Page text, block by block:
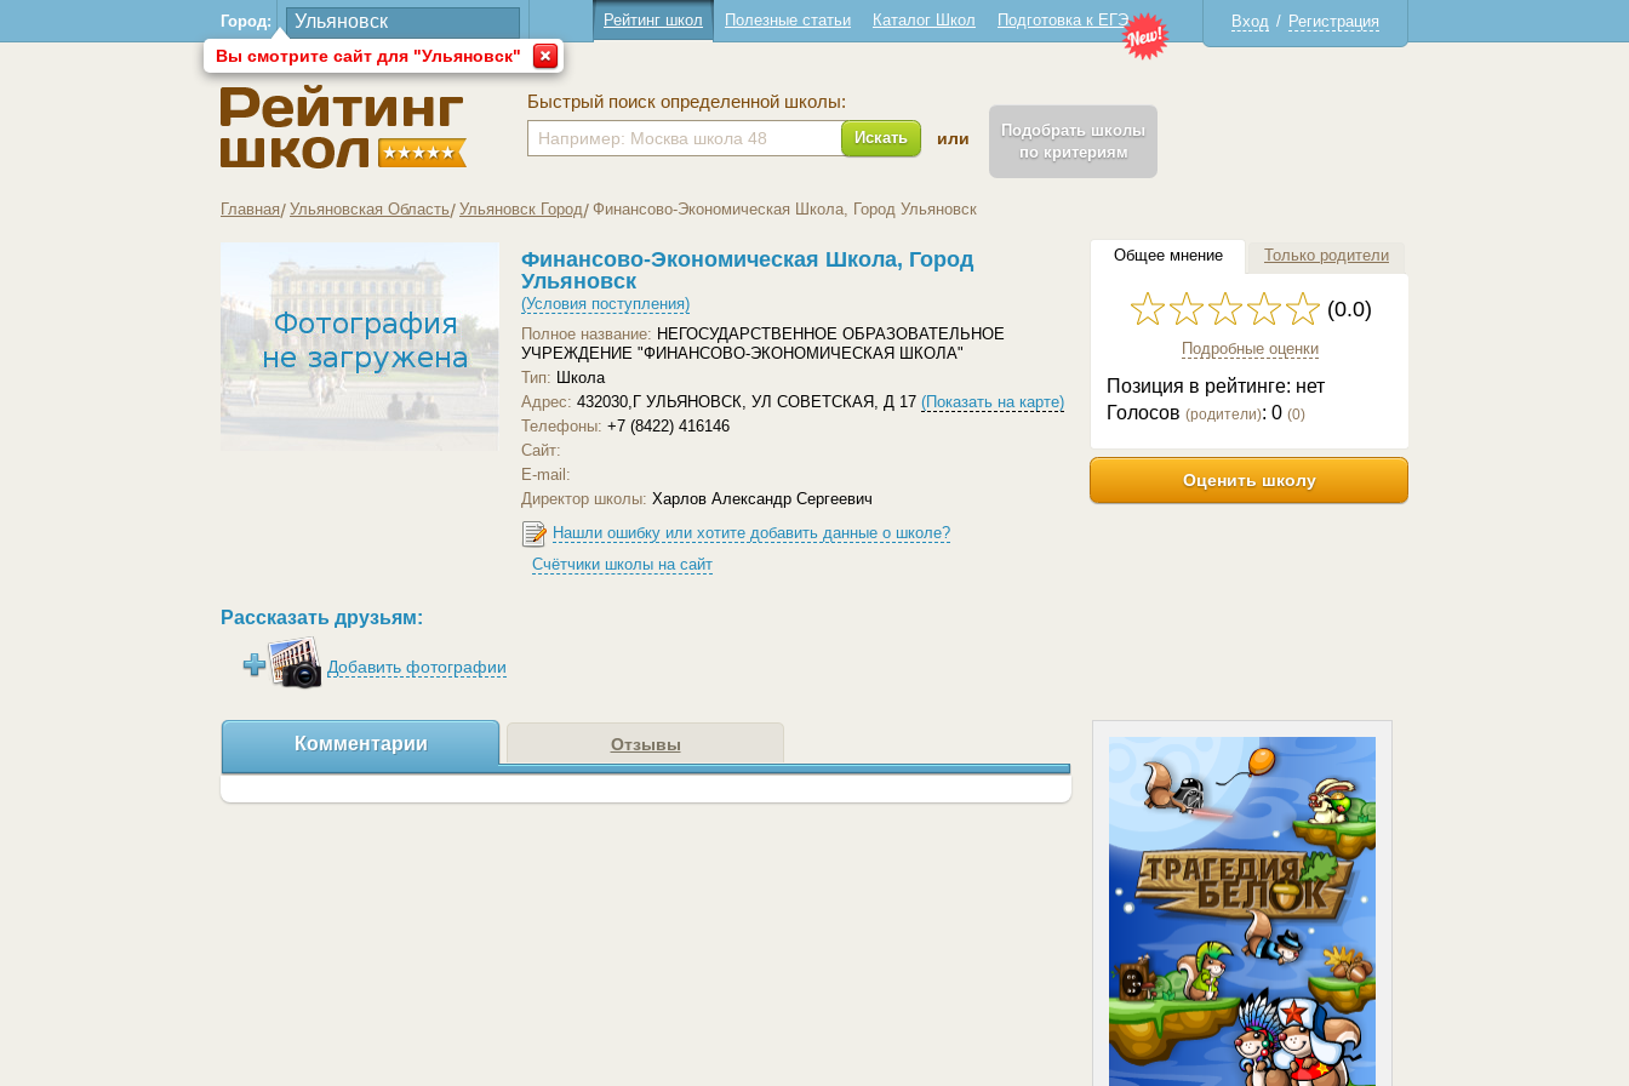
Город:
Вы смотрите сайт для "Ульяновск"
Вход / Регистрация
Рейтинг школ Полезные статьи Каталог Школ Подготовка к ЕГЭ
Быстрый поиск определенной школы:
Искать или
Подобрать школы
по критериям
Главная Ульяновская Область Ульяновск Город Финансово-Экономическая Школа, Город Ульяновск
Финансово-Экономическая Школа, Город
Ульяновск
(Условия поступления)
Полное название: НЕГОСУДАРСТВЕННОЕ ОБРАЗОВАТЕЛЬНОЕ
УЧРЕЖДЕНИЕ "ФИНАНСОВО-ЭКОНОМИЧЕСКАЯ ШКОЛА"
Тип: Школа
Адрес: 432030,Г УЛЬЯНОВСК, УЛ СОВЕТСКАЯ, Д 17 (Показать на карте)
Телефоны: +7 (8422) 416146
Сайт:
E-mail:
Директор школы: Харлов Александр Сергеевич
Нашли ошибку или хотите добавить данные о школе?
Счётчики школы на сайт
Рассказать друзьям:
Общее мнение Только родители
(0.0)
Подробные оценки
Позиция в рейтинге: нет
Голосов (родители): 0 (0)
Оценить школу
Добавить фотографии
Комментарии Отзывы